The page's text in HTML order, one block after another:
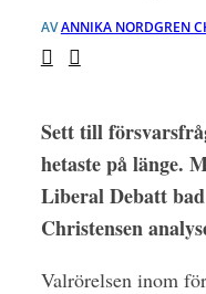
AVANNIKA NORDGREN
Sett till
hetaste på länge.
Liberal Debatt
Christensen
Valrörelsen inom